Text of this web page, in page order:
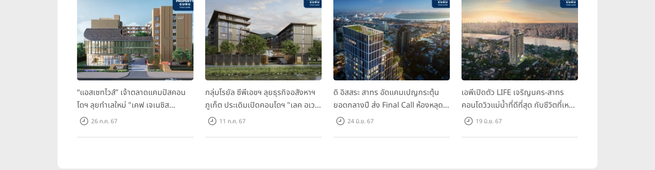
“แอสเซทไวส์” เจ้าตลาดแคมปัสคอน
โดฯ ลุยทำเลใหม่ "เคฟ เจเนซิส
นครปฐม" จับมือพาร์ทเนอร์ "อินฟินิท
26 ก.ค. 67
กลุ่มโรยัล ซีพีเอชฯ ลุยธุรกิจอสังหาฯ
ภูเก็ต ประเดิมเปิดคอนโดฯ "เลค อเวนิ
ว ภูเก็ต" พรีเซลสิงหาคมนี้
11 ก.ค. 67
ดิ อิสสระ สาทร อัดแคมเปญกระตุ้น
ยอดกลางปี ส่ง Final Call ห้องหลุด
ดาวน์ หั่นราคาเริ่มต้น 4.99 ลบ.
24 มิ.ย. 67
เอพีเปิดตัว LIFE เจริญนคร-สาทร
คอนโดวิวแม่น้ำที่ดีที่สุด กับชีวิตที่เหนือ
กว่าในทุกมิติ ห้องชุดดีไซน์ใหม่สูง 3
19 มิ.ย. 67